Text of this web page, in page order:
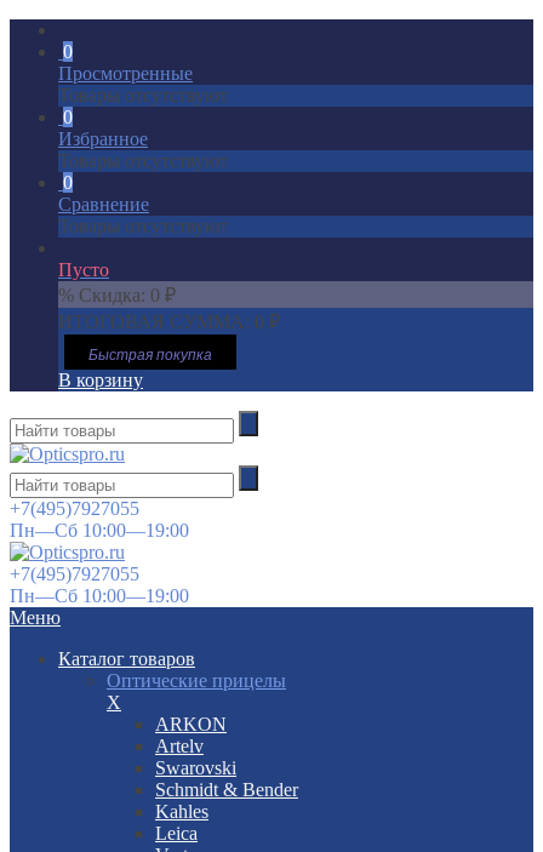
0
Просмотренные
Товары отсутствуют
0
Избранное
Товары отсутствуют
0
Сравнение
Товары отсутствуют
Пусто
% Скидка: 0 ₽
ИТОГОВАЯ СУММА: 0 ₽
Быстрая покупка
В корзину
+7(495)7927055
Пн—Сб 10:00—19:00
+7(495)7927055
Пн—Сб 10:00—19:00
Меню
Каталог товаров
Оптические прицелы
X
ARKON
Artelv
Swarovski
Schmidt & Bender
Kahles
Leica